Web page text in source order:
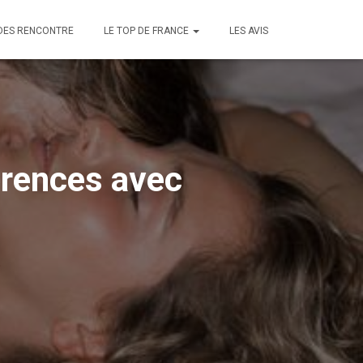
RENCONTRE LE TOP DE FRANCE LES AVIS
avec